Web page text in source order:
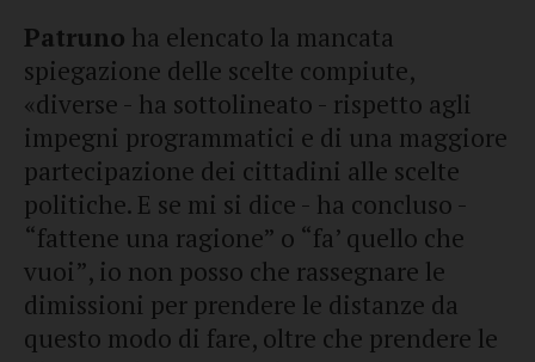
Patruno ha elencato la mancata
spiegazione delle scelte compiute,
«diverse - ha sottolineato - rispetto agli
impegni programmatici e di una maggiore
partecipazione dei cittadini alle scelte
politiche. E se mi si dice - ha concluso -
“fattene una ragione” o “fa’ quello che
vuoi”, io non posso che rassegnare le
dimissioni per prendere le distanze da
questo modo di fare, oltre che prendere le